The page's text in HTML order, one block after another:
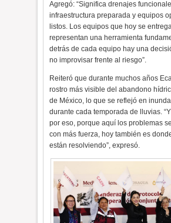
Agregó: “Significa drenajes
infraestructura preparada y equipos
listos. Los equipos que hoy se
representan una herramienta
detrás de cada equipo hay una
no improvisar frente al riesgo”.
Reiteró que durante muchos años
rostro más visible del abandono
de México, lo que se reflejó en
durante cada temporada de lluvias.
por eso, porque aquí los problemas
con más fuerza, hoy también es
están resolviendo”, expresó.